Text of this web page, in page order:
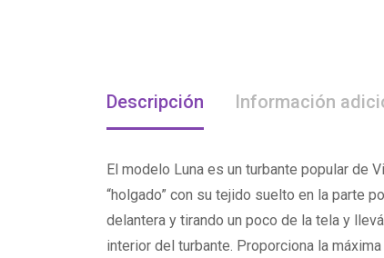
Descripción Información
El modelo Luna es un turbante popular de
“holgado” con su tejido suelto en la parte
delantera y tirando un poco de la tela y
interior del turbante. Proporciona la